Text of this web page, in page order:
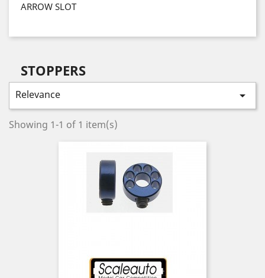
ARROW SLOT
STOPPERS
Relevance 
Showing 1-1 of 1 item(s)